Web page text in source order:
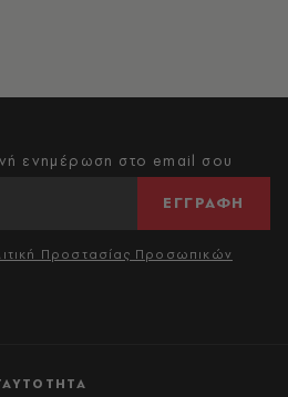
ενημέρωση στο email σου
ΕΓΓΡΑΦΗ
Προστασίας Προσωπικών